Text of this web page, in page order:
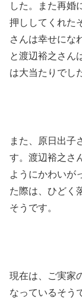
した。また再婚
押ししてくれた
さんは幸せにな
と渡辺裕之さん
は大当たりでし
また、原日出子
す。渡辺裕之さ
ようにかわいが
た際は、ひどく
そうです。
現在は、ご実家
なっているそう